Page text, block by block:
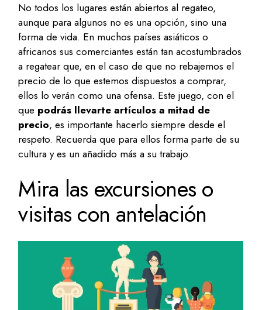
No todos los lugares están abiertos al regateo,
aunque para algunos no es una opción, sino una
forma de vida. En muchos países asiáticos o
africanos sus comerciantes están tan acostumbrados
a regatear que, en el caso de que no rebajemos el
precio de lo que estemos dispuestos a comprar,
ellos lo verán como una ofensa. Este juego, con el
que podrás llevarte artículos a mitad de
precio, es importante hacerlo siempre desde el
respeto. Recuerda que para ellos forma parte de su
cultura y es un añadido más a su trabajo.
Mira las excursiones o
visitas con antelación